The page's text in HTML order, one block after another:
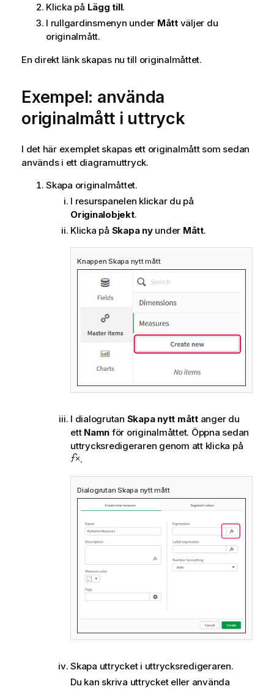
Klicka på Lägg till.
I rullgardinsmenyn under Måttväljer du
originalmått.
En direkt länk skapas nu till originalmåttet.
Exempel: använda
originalmått i uttryck
I det här exemplet skapas ett originalmått som sedan
används i ett diagramuttryck.
Skapa originalmåttet.
I resurspanelen klickar du på
Originalobjekt.
Klicka på Skapa nyunder Mått.
Knappen Skapa nytt mått
I dialogrutan Skapa nytt måttanger du
ett Namn för originalmåttet. Öppna sedan
uttrycksredigeraren genom att klicka på
.
Dialogrutan Skapa nytt mått
Skapa uttrycket i uttrycksredigeraren.
Du kan skriva uttrycket eller använda